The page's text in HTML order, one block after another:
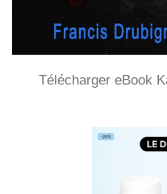
Télécharger eBook